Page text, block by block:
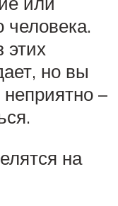
человека.
этих
но вы
–
на